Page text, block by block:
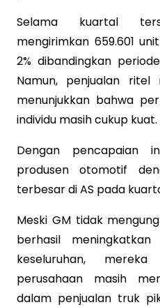
Selama kuartal
mengirimkan 659.601
2% dibandingkan
Namun, penjualan ritel
menunjukkan bahwa
individu masih cukup kuat.
Dengan pencapaian
produsen otomotif
terbesar di AS pada
Meski GM tidak
berhasil
keseluruhan,
perusahaan masih
dalam penjualan truk